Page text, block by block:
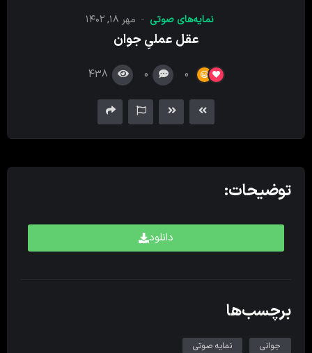
نمایه‌های صوتی مهر ۱۸, ۱۴۰۲
عقل عملیِ جوان
0
0
438
توضیحات:
دانلود
برچسب‌ها
جوانی نمایه صوتی